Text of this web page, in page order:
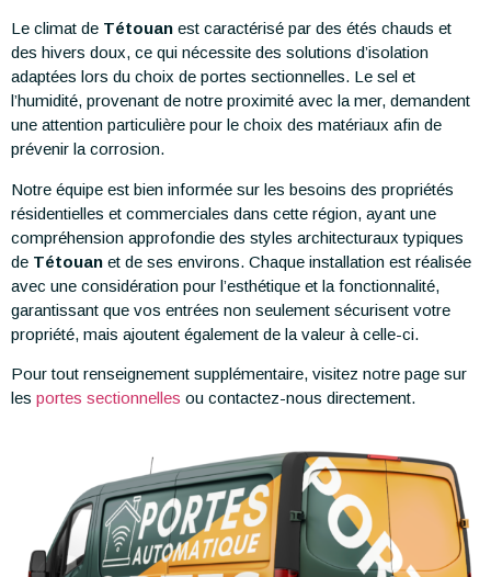
Le climat de Tétouan est caractérisé par des étés chauds et
des hivers doux, ce qui nécessite des solutions d’isolation
adaptées lors du choix de portes sectionnelles. Le sel et
l’humidité, provenant de notre proximité avec la mer, demandent
une attention particulière pour le choix des matériaux afin de
prévenir la corrosion.
Notre équipe est bien informée sur les besoins des propriétés
résidentielles et commerciales dans cette région, ayant une
compréhension approfondie des styles architecturaux typiques
de Tétouan et de ses environs. Chaque installation est réalisée
avec une considération pour l’esthétique et la fonctionnalité,
garantissant que vos entrées non seulement sécurisent votre
propriété, mais ajoutent également de la valeur à celle-ci.
Pour tout renseignement supplémentaire, visitez notre page sur
les portes sectionnelles ou contactez-nous directement.